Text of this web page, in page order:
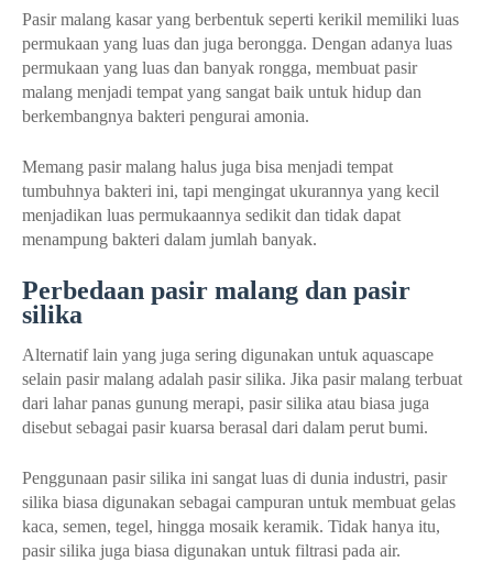
Pasir malang kasar yang berbentuk seperti kerikil memiliki luas
permukaan yang luas dan juga berongga. Dengan adanya luas
permukaan yang luas dan banyak rongga, membuat pasir
malang menjadi tempat yang sangat baik untuk hidup dan
berkembangnya bakteri pengurai amonia.
Memang pasir malang halus juga bisa menjadi tempat
tumbuhnya bakteri ini, tapi mengingat ukurannya yang kecil
menjadikan luas permukaannya sedikit dan tidak dapat
menampung bakteri dalam jumlah banyak.
Perbedaan pasir malang dan pasir
silika
Alternatif lain yang juga sering digunakan untuk aquascape
selain pasir malang adalah pasir silika. Jika pasir malang terbuat
dari lahar panas gunung merapi, pasir silika atau biasa juga
disebut sebagai pasir kuarsa berasal dari dalam perut bumi.
Penggunaan pasir silika ini sangat luas di dunia industri, pasir
silika biasa digunakan sebagai campuran untuk membuat gelas
kaca, semen, tegel, hingga mosaik keramik. Tidak hanya itu,
pasir silika juga biasa digunakan untuk filtrasi pada air.